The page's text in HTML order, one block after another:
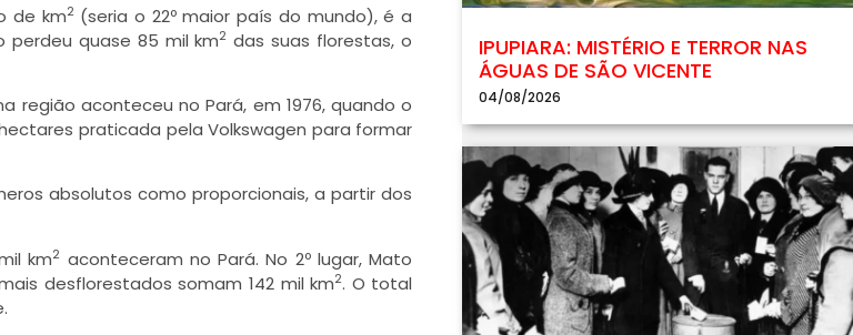
de km2(seria o 22º maior país do mundo), é a
perdeu quase 85 mil km2 das suas florestas, o
região aconteceu no Pará, em 1976, quando o
praticada pela Volkswagen para formar
absolutos como proporcionais, a partir dos
km2 aconteceram no Pará. No 2º lugar, Mato
desflorestados somam 142 mil km2. O total
IPUPIARA: MISTÉRIO E TERROR NAS
ÁGUAS DE SÃO VICENTE
04/08/2026